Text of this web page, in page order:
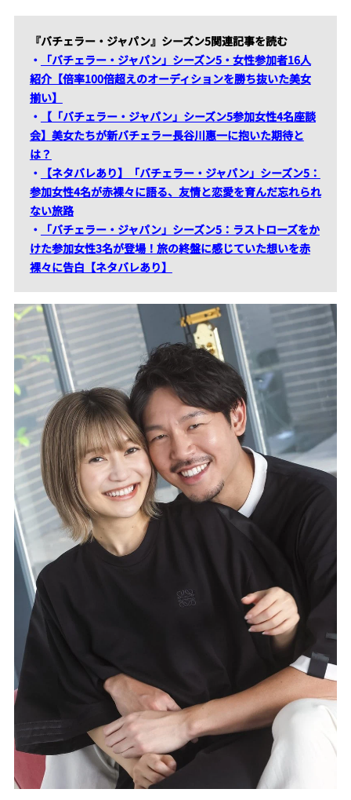
『バチェラー・ジャパン』シーズン5関連記事を読む
・
「バチェラー・ジャパン」シーズン5・女性参加者16人
紹介【倍率100倍超えのオーディションを勝ち抜いた美女
揃い】
・
【「バチェラー・ジャパン」シーズン5参加女性4名座談
会】美女たちが新バチェラー長谷川惠一に抱いた期待と
は？
・
【ネタバレあり】「バチェラー・ジャパン」シーズン5：
参加女性4名が赤裸々に語る、友情と恋愛を育んだ忘れられ
ない旅路
・
「バチェラー・ジャパン」シーズン5：ラストローズをか
けた参加女性3名が登場！旅の終盤に感じていた想いを赤
裸々に告白【ネタバレあり】